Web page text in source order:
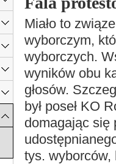
Miało to
wyborczym,
wyborczych.
wyników obu
głosów.
był poseł KO
domagając się
tys. wyborców,